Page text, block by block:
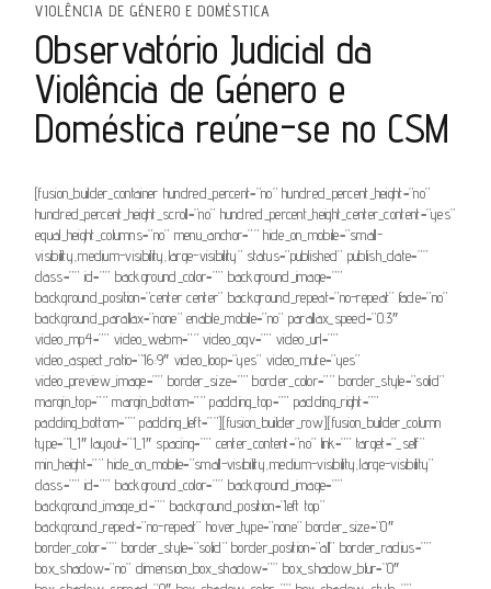
VIOLÊNCIA DE GÉNERO E DOMÉSTICA
Observatório Judicial da
Violência de Género e
Doméstica reúne-se no CSM
[fusion_builder_container hundred_percent=”no” hundred_percent_height=”no”
hundred_percent_height_scroll=”no” hundred_percent_height_center_content=”yes”
equal_height_columns=”no” menu_anchor=”” hide_on_mobile=”small-
visibility,medium-visibility,large-visibility” status=”published” publish_date=””
class=”” id=”” background_color=”” background_image=””
background_position=”center center” background_repeat=”no-repeat” fade=”no”
background_parallax=”none” enable_mobile=”no” parallax_speed=”0.3″
video_mp4=”” video_webm=”” video_ogv=”” video_url=””
video_aspect_ratio=”16:9″ video_loop=”yes” video_mute=”yes”
video_preview_image=”” border_size=”” border_color=”” border_style=”solid”
margin_top=”” margin_bottom=”” padding_top=”” padding_right=””
padding_bottom=”” padding_left=””][fusion_builder_row][fusion_builder_column
type=”1_1″ layout=”1_1″ spacing=”” center_content=”no” link=”” target=”_self”
min_height=”” hide_on_mobile=”small-visibility,medium-visibility,large-visibility”
class=”” id=”” background_color=”” background_image=””
background_image_id=”” background_position=”left top”
background_repeat=”no-repeat” hover_type=”none” border_size=”0″
border_color=”” border_style=”solid” border_position=”all” border_radius=””
box_shadow=”no” dimension_box_shadow=”” box_shadow_blur=”0″